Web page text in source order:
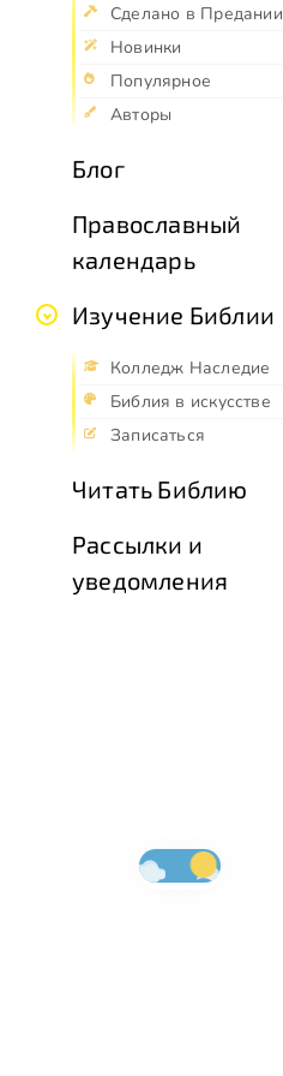
Сделано в Предании
Новинки
Популярное
Авторы
Блог
Православный
календарь
Изучение Библии
Колледж Наследие
Библия в искусстве
Записаться
Читать Библию
Рассылки и
уведомления